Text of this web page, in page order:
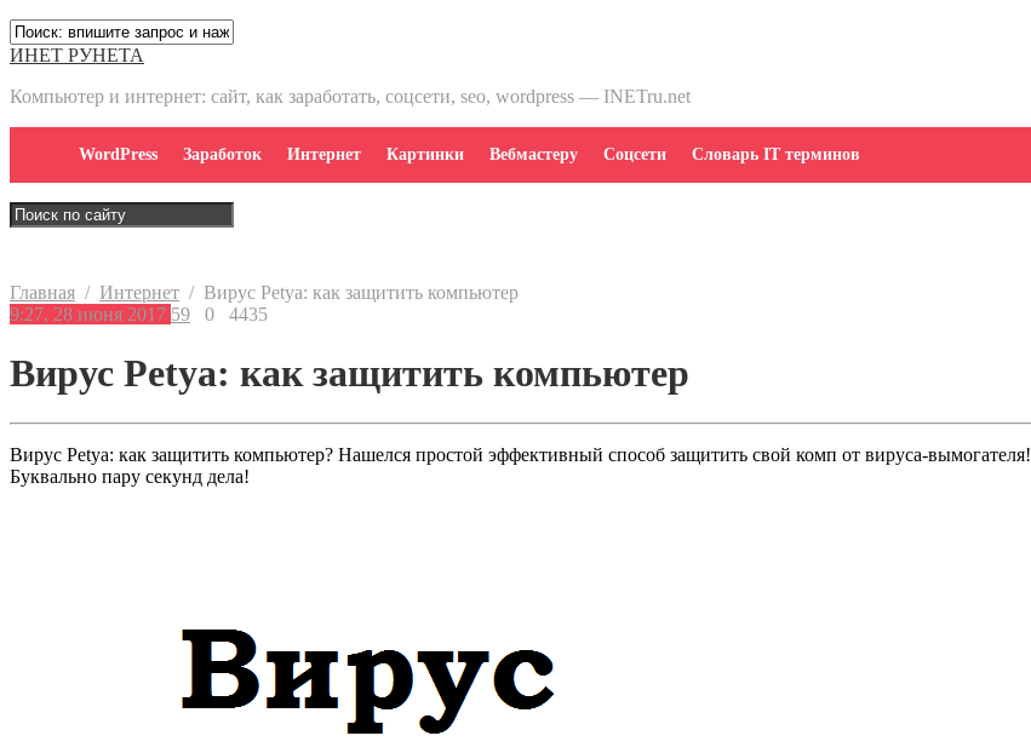
ИНЕТ РУНЕТА
Компьютер и интернет: сайт, как заработать, соцсети, seo, wordpress — INETru.net
WordPress Заработок Интернет Картинки Вебмастеру Соцсети Словарь IT терминов
Главная / Интернет / Вирус Petya: как защитить компьютер
9:27, 28 июня 2017 59 0 4435
Вирус Petya: как защитить компьютер
Вирус Petya: как защитить компьютер? Нашелся простой эффективный способ защитить свой комп от вируса-вымогателя!
Буквально пару секунд дела!